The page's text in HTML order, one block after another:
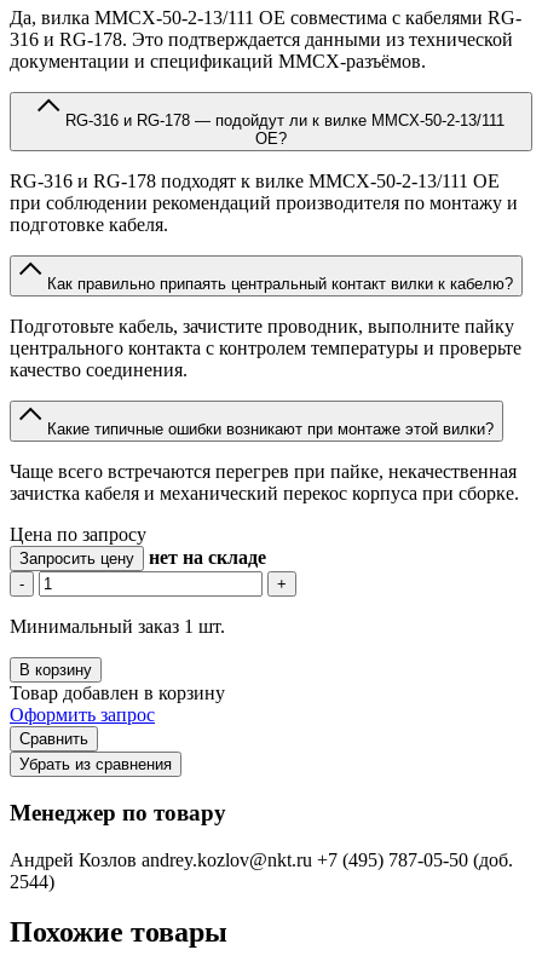
Да, вилка MMCX-50-2-13/111 OE совместима с кабелями RG-
316 и RG-178. Это подтверждается данными из технической
документации и спецификаций MMCX-разъёмов.
OE?
RG-316 и RG-178 подходят к вилке MMCX-50-2-13/111 OE
при соблюдении рекомендаций производителя по монтажу и
подготовке кабеля.
Как правильно припаять центральный контакт вилки к кабелю?
Подготовьте кабель, зачистите проводник, выполните пайку
центрального контакта с контролем температуры и проверьте
качество соединения.
Какие типичные ошибки возникают при монтаже этой вилки?
Чаще всего встречаются перегрев при пайке, некачественная
зачистка кабеля и механический перекос корпуса при сборке.
Цена по запросу
Запросить цену нет на складе
- +
Минимальный заказ 1 шт.
В корзину
Товар добавлен в корзину
Оформить запрос
Сравнить
Убрать из сравнения
Менеджер по товару
Андрей Козлов andrey.kozlov@nkt.ru +7 (495) 787-05-50 (доб.
2544)
Похожие товары